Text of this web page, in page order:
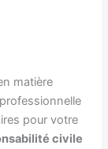
matière
pour votre
civile